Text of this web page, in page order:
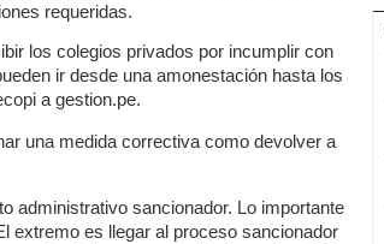
requeridas.
los colegios privados por incumplir con
ir desde una amonestación hasta los
a gestion.pe.
una medida correctiva como devolver a
administrativo sancionador. Lo importante
extremo es llegar al proceso sancionador